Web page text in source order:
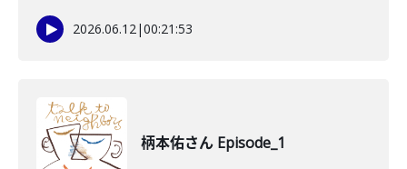
2026.06.12|00:21:53
柄本佑さん Episode_1